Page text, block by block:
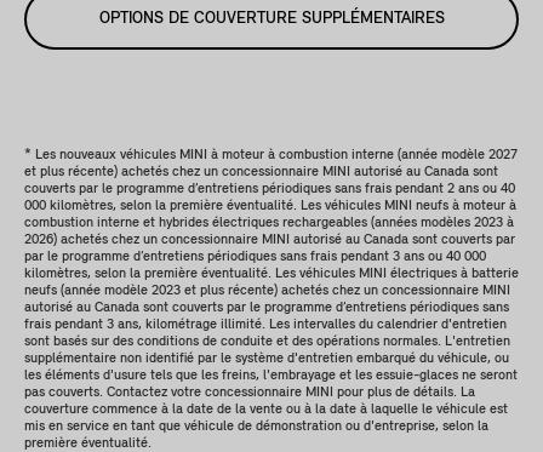
OPTIONS DE COUVERTURE SUPPLÉMENTAIRES
* Les nouveaux véhicules MINI à moteur à combustion interne (année modèle 2027
et plus récente) achetés chez un concessionnaire MINI autorisé au Canada sont
couverts par le programme d’entretiens périodiques sans frais pendant 2 ans ou 40
000 kilomètres, selon la première éventualité. Les véhicules MINI neufs à moteur à
combustion interne et hybrides électriques rechargeables (années modèles 2023 à
2026) achetés chez un concessionnaire MINI autorisé au Canada sont couverts par
par le programme d’entretiens périodiques sans frais pendant 3 ans ou 40 000
kilomètres, selon la première éventualité. Les véhicules MINI électriques à batterie
neufs (année modèle 2023 et plus récente) achetés chez un concessionnaire MINI
autorisé au Canada sont couverts par le programme d’entretiens périodiques sans
frais pendant 3 ans, kilométrage illimité. Les intervalles du calendrier d'entretien
sont basés sur des conditions de conduite et des opérations normales. L'entretien
supplémentaire non identifié par le système d'entretien embarqué du véhicule, ou
les éléments d'usure tels que les freins, l'embrayage et les essuie-glaces ne seront
pas couverts. Contactez votre concessionnaire MINI pour plus de détails. La
couverture commence à la date de la vente ou à la date à laquelle le véhicule est
mis en service en tant que véhicule de démonstration ou d'entreprise, selon la
première éventualité.